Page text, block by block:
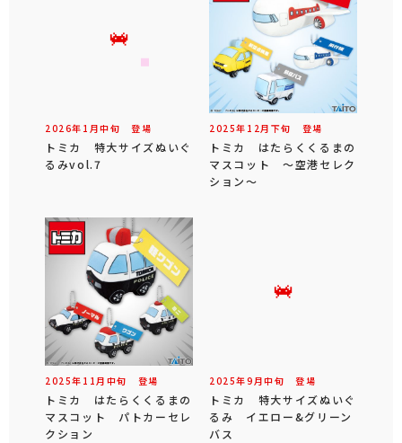
2026年 1 月中旬 登場
トミカ 特大サイズぬいぐ
るみvol.7
2025年 12 月 下旬 登場
トミカ はたらくくるまの
マスコット ～空港セレク
ション～
2025年 11 月 中旬 登場
トミカ はたらくくるまの
マスコット パトカーセレ
クション
2025年9 月中旬 登場
トミカ 特大サイズぬいぐ
るみ イエロー&グリーン
バス